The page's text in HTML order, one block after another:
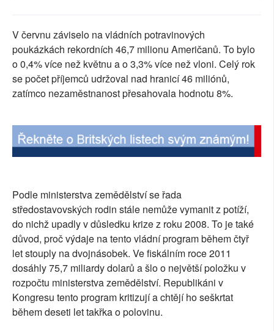
SOCIÁLNÍ SÍTĚ
RUBRIKY
PLNÁ VERZE STRÁNEK
V červnu záviselo na vládních potravinových
poukázkách rekordních 46,7 milionu Američanů. To bylo
o 0,4% více než květnu a o 3,3% více než vloni. Celý rok
se počet příjemců udržoval nad hranicí 46 miliónů,
zatímco nezaměstnanost přesahovala hodnotu 8%.
Podle ministerstva zemědělství se řada
středostavovských rodin stále nemůže vymanit z potíží,
do nichž upadly v důsledku krize z roku 2008. To je také
důvod, proč výdaje na tento vládní program během čtyř
let stouply na dvojnásobek. Ve fiskálním roce 2011
dosáhly 75,7 miliardy dolarů a šlo o největší položku v
rozpočtu ministerstva zemědělství. Republikáni v
Kongresu tento program kritizují a chtějí ho seškrtat
během deseti let takřka o polovinu.